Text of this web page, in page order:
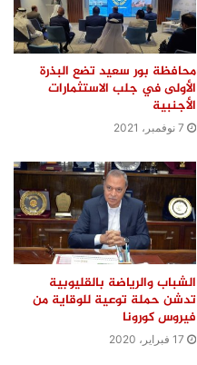
محافظة بور سعيد تضع البذرة
الأولى في جلب الاستثمارات
الأجنبية
7 نوفمبر، 2021
الشباب والرياضة بالقليوبية
تدشن حملة توعية للوقاية من
فيروس كورونا
17 فبراير، 2020